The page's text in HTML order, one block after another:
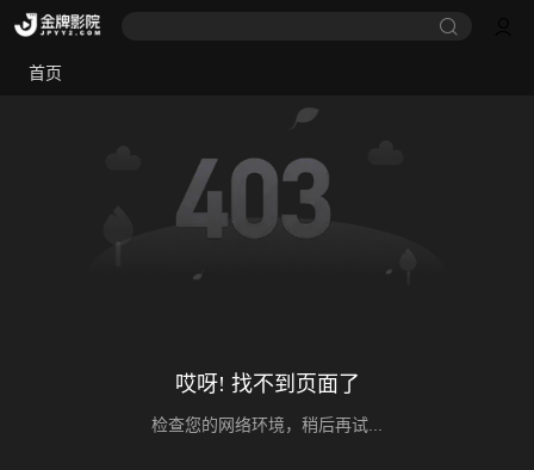
首页
哎呀! 找不到页面了
检查您的网络环境，稍后再试...